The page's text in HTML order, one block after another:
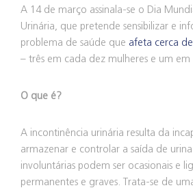
A 14 de março assinala-se o Dia
Urinária, que pretende sensibilizar e
problema de saúde que afeta cerca
– três em cada dez mulheres e um
O que é?
A incontinência urinária resulta da
armazenar e controlar a saída de
involuntárias podem ser ocasionais e
permanentes e graves. Trata-se de